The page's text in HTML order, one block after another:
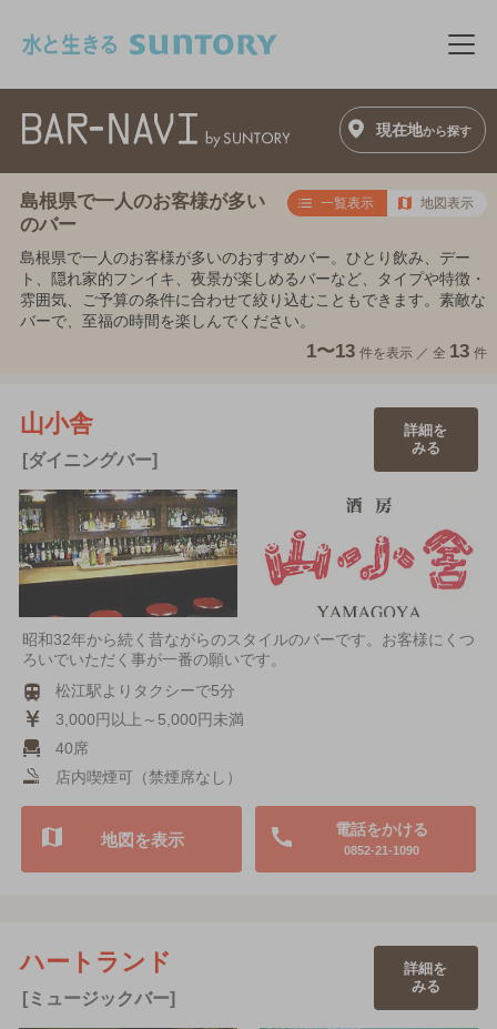
メ
現在地から探す
島根県で一人のお客様が多い
のバー
一覧表示 地図表示
島根県で一人のお客様が多いのおすすめバー。ひとり飲み、デー
ト、隠れ家的フンイキ、夜景が楽しめるバーなど、タイプや特徴・
雰囲気、ご予算の条件に合わせて絞り込むこともできます。素敵な
バーで、至福の時間を楽しんでください。
1〜13 件を表示 ／ 全 13 件
山小舎
[ダイニングバー]
詳細を
みる
昭和32年から続く昔ながらのスタイルのバーです。お客様にくつ
ろいでいただく事が一番の願いです。
松江駅よりタクシーで5分
3,000円以上～5,000円未満
40席
店内喫煙可（禁煙席なし）
電話をかける
0852-21-1090
地図を表示
ハートランド
[ミュージックバー]
詳細を
みる